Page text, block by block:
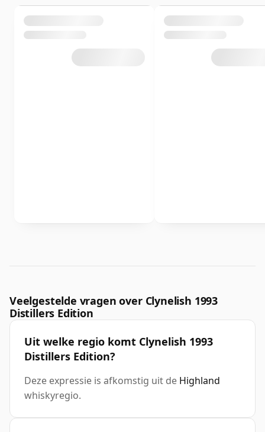
Veelgestelde vragen over Clynelish 1993
Distillers Edition
Uit welke regio komt Clynelish 1993
Distillers Edition?
Deze expressie is afkomstig uit de Highland
whiskyregio.